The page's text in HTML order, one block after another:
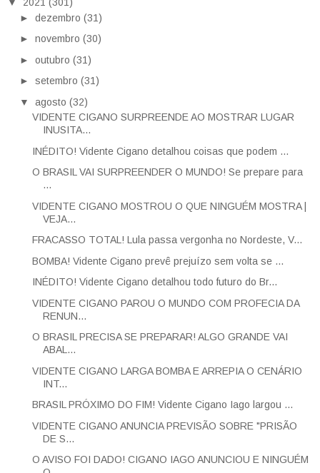
▼ 2021 (301)
► dezembro (31)
► novembro (30)
► outubro (31)
► setembro (31)
▼ agosto (32)
VIDENTE CIGANO SURPREENDE AO MOSTRAR LUGAR
INUSITA...
INÉDITO! Vidente Cigano detalhou coisas que podem ...
O BRASIL VAI SURPREENDER O MUNDO! Se prepare para
...
VIDENTE CIGANO MOSTROU O QUE NINGUÉM MOSTRA |
VEJA...
FRACASSO TOTAL! Lula passa vergonha no Nordeste, V...
BOMBA! Vidente Cigano prevê prejuízo sem volta se ...
INÉDITO! Vidente Cigano detalhou todo futuro do Br...
VIDENTE CIGANO PAROU O MUNDO COM PROFECIA DA
RENUN...
O BRASIL PRECISA SE PREPARAR! ALGO GRANDE VAI
ABAL...
VIDENTE CIGANO LARGA BOMBA E ARREPIA O CENÁRIO
INT...
BRASIL PRÓXIMO DO FIM! Vidente Cigano Iago largou ...
VIDENTE CIGANO ANUNCIA PREVISÃO SOBRE "PRISÃO
DE S...
O AVISO FOI DADO! CIGANO IAGO ANUNCIOU E NINGUÉM